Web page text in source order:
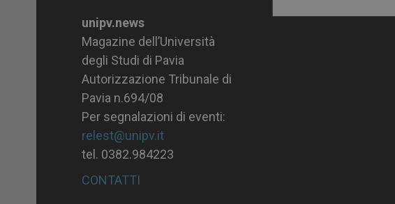
unipv.news
Magazine dell’Università
degli Studi di Pavia
Autorizzazione Tribunale di
Pavia n.694/08
Per segnalazioni di eventi:
relest@unipv.it
tel. 0382.984223
CONTATTI